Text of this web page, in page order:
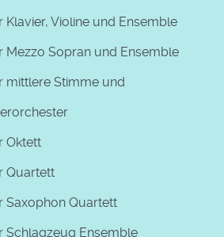
Klavier, Violine und Ensemble
Mezzo Sopran und Ensemble
mittlere Stimme und
Oktett
Quartett
Saxophon Quartett
Schlagzeug Ensemble